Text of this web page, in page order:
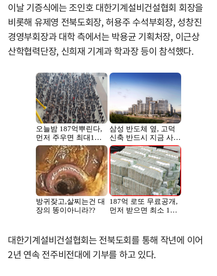
이날 기증식에는 조인호 대한기계설비건설협회 회장을
비롯해 유제영 전북도회장, 허용주 수석부회장, 성창진
경영부회장과 대학 측에서는 박용균 기획처장, 이근상
산학협력단장, 신희재 기계과 학과장 등이 참석했다.
대한기계설비건설협회는 전북도회를 통해 작년에 이어
2년 연속 전주비전대에 기부를 하고 있다.